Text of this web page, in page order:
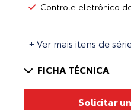
Controle eletrônico
+ Ver mais itens de
FICHA TÉCNICA
Solicitar